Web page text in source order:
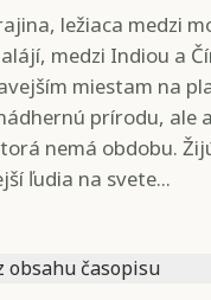
ležiaca medzi
medzi Indiou a
miestam na
prírodu, ale
nemá obdobu.
ľudia na svete...